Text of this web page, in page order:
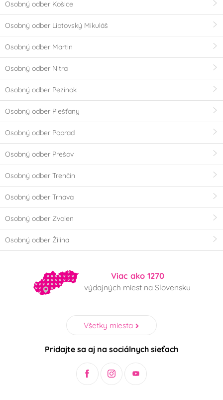
Osobný odber Košice
Osobný odber Liptovský Mikuláš
Osobný odber Martin
Osobný odber Nitra
Osobný odber Pezinok
Osobný odber Piešťany
Osobný odber Poprad
Osobný odber Prešov
Osobný odber Trenčín
Osobný odber Trnava
Osobný odber Zvolen
Osobný odber Žilina
Viac ako 1270
výdajných miest na Slovensku
Všetky miesta
Pridajte sa aj na sociálnych sieťach